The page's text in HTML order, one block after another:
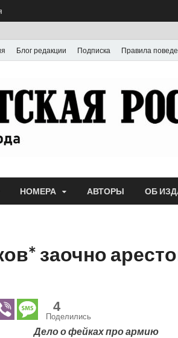
Блог редакции Подписка Правила
НОМЕРА АВТОРЫ ОБ
заочно
4
Поделились
Дело о фейках про армию